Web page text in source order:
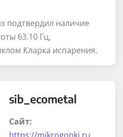
подтвердил наличие
63.10 Гц,
Кларка испарения.
sib_ecometal
Сайт: